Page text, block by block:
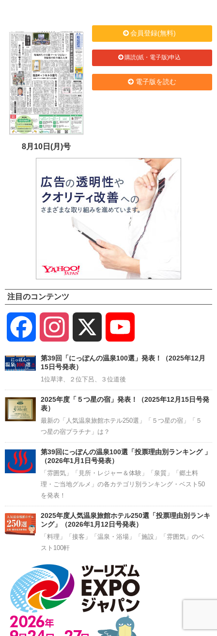
8月10日(月)号
会員登録(無料)
購読(紙・電子版)申込
電子版を読む
注目のコンテンツ
Facebook Instagram
Channel
第39回「にっぽんの温泉100選」発表！（2025年12月
15日号発表）
1位草津、２位下呂、３位道後
2025年度「５つ星の宿」発表！（2025年12月15日号発
表）
最新の「人気温泉旅館ホテル250選」「５つ星の宿」「５
つ星の宿プラチナ」は？
第39回にっぽんの温泉100選「投票理由別ランキング 」
（2026年1月1日号発表）
「雰囲気」「見所・レジャー＆体験」「泉質」「郷土料
理・ご当地グルメ」の各カテゴリ別ランキング・ベスト50
を発表！
2025年度人気温泉旅館ホテル250選「投票理由別ランキ
ング」（2026年1月12日号発表）
「料理」「接客」「温泉・浴場」「施設」「雰囲気」のベ
スト100軒